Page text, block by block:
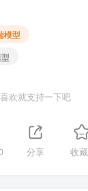
模型
喜欢就支持一下吧
分享 收藏